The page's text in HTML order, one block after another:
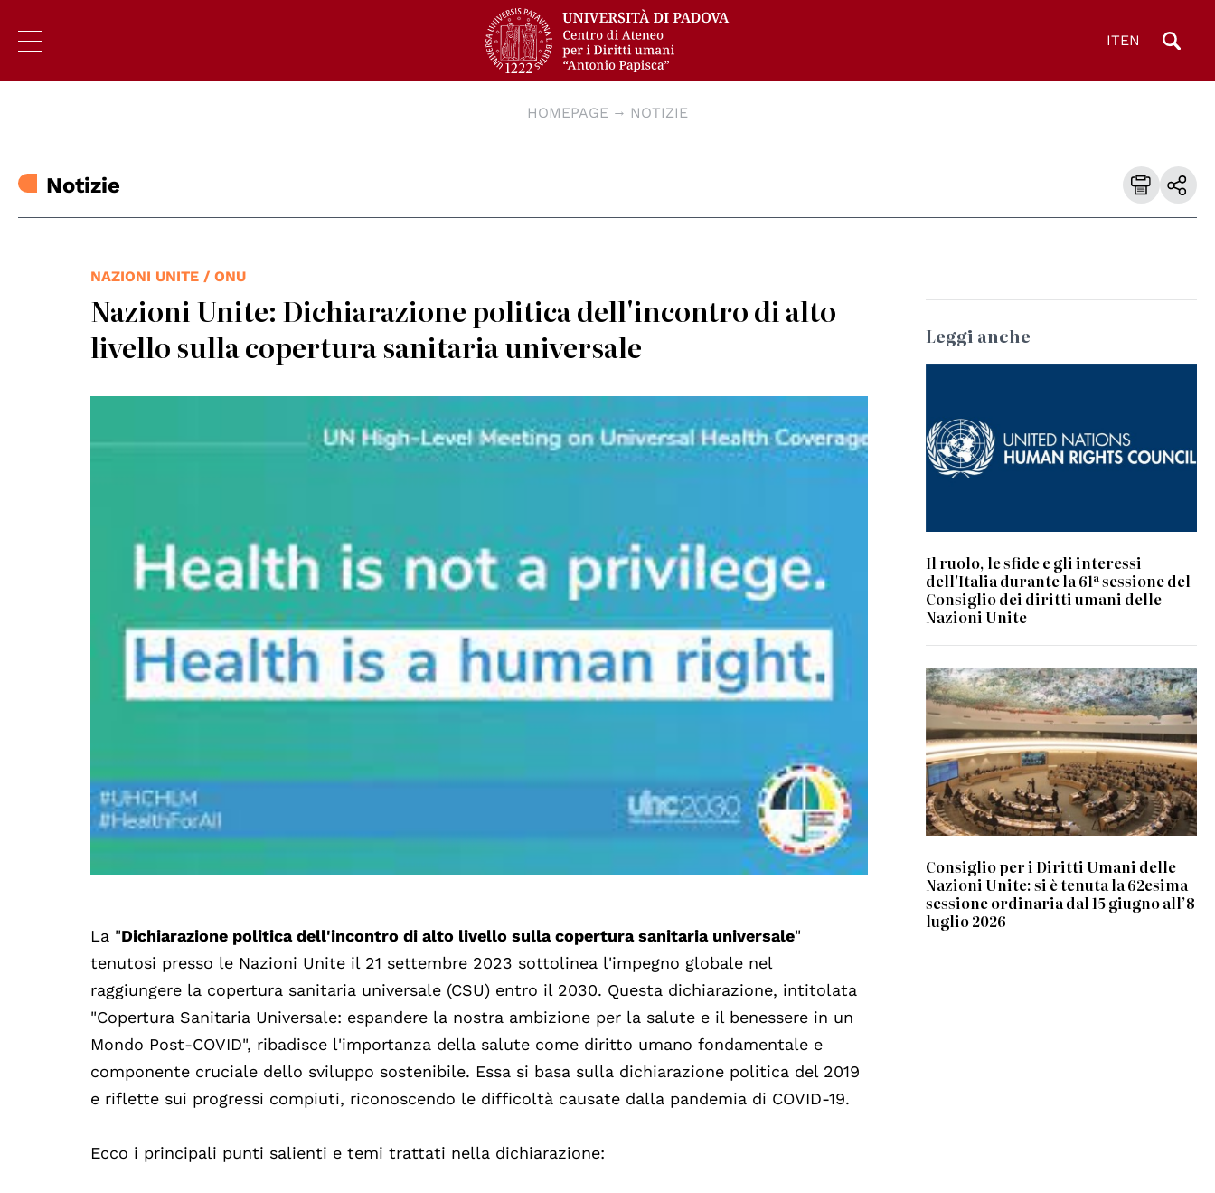
ITEN
HOMEPAGE NOTIZIE
Notizie
NAZIONI UNITE / ONU
Nazioni Unite: Dichiarazione politica dell'incontro di alto
livello sulla copertura sanitaria universale
La "Dichiarazione politica dell'incontro di alto livello sulla copertura sanitaria universale"
tenutosi presso le Nazioni Unite il 21 settembre 2023 sottolinea l'impegno globale nel
raggiungere la copertura sanitaria universale (CSU) entro il 2030. Questa dichiarazione, intitolata
"Copertura Sanitaria Universale: espandere la nostra ambizione per la salute e il benessere in un
Mondo Post-COVID", ribadisce l'importanza della salute come diritto umano fondamentale e
componente cruciale dello sviluppo sostenibile. Essa si basa sulla dichiarazione politica del 2019
e riflette sui progressi compiuti, riconoscendo le difficoltà causate dalla pandemia di COVID-19.
Ecco i principali punti salienti e temi trattati nella dichiarazione:
Leggi anche
Il ruolo, le sfide e gli interessi
dell'Italia durante la 61ª sessione del
Consiglio dei diritti umani delle
Nazioni Unite
© UN Photo/Jess Hoffman
Consiglio per i Diritti Umani delle
Nazioni Unite: si è tenuta la 62esima
sessione ordinaria dal 15 giugno all’8
luglio 2026